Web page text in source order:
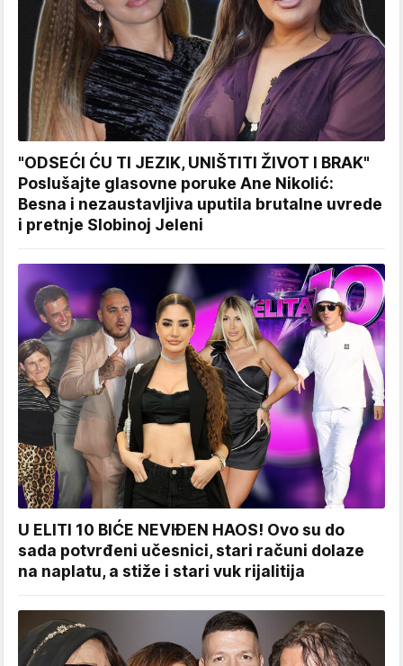
"ODSEĆI ĆU TI JEZIK, UNIŠTITI ŽIVOT I BRAK"
Poslušajte glasovne poruke Ane Nikolić:
Besna i nezaustavljiva uputila brutalne uvrede
i pretnje Slobinoj Jeleni
U ELITI 10 BIĆE NEVIĐEN HAOS! Ovo su do
sada potvrđeni učesnici, stari računi dolaze
na naplatu, a stiže i stari vuk rijalitija